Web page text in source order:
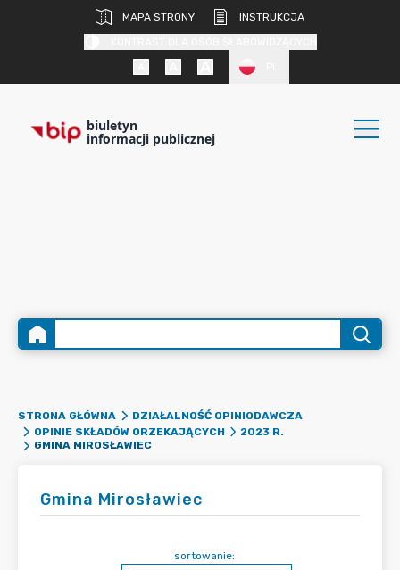
MAPA STRONY
INSTRUKCJA
biuletyn
informacji publicznej
STRONA GŁÓWNA
DZIAŁALNOŚĆ OPINIODAWCZA
OPINIE SKŁADÓW ORZEKAJĄCYCH
2023 R.
GMINA MIROSŁAWIEC
Gmina Mirosławiec
sortowanie: